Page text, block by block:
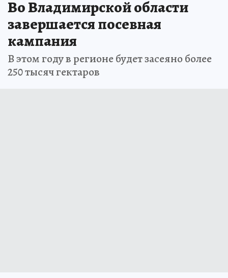
Во Владимирской области
завершается посевная
кампания
В этом году в регионе будет засеяно более
250 тысяч гектаров